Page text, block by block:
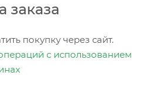
заказа
покупку через сайт.
с использованием